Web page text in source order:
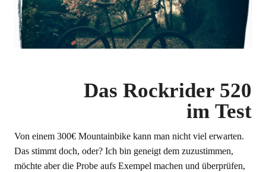
Das Rockrider 520
im Test
Von einem 300€ Mountainbike kann man nicht viel erwarten.
Das stimmt doch, oder? Ich bin geneigt dem zuzustimmen,
möchte aber die Probe aufs Exempel machen und überprüfen,